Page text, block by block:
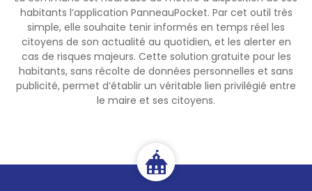
habitants l’application PanneauPocket. Par cet outil très
simple, elle souhaite tenir informés en temps réel les
citoyens de son actualité au quotidien, et les alerter en
cas de risques majeurs. Cette solution gratuite pour les
habitants, sans récolte de données personnelles et sans
publicité, permet d’établir un véritable lien privilégié entre
le maire et ses citoyens.